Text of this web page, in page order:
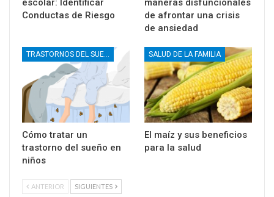
escolar: Identificar
Conductas de Riesgo
maneras disfuncionales
de afrontar una crisis
de ansiedad
TRASTORNOS DEL SUEÑO
Cómo tratar un
trastorno del sueño en
niños
SALUD DE LA FAMILIA
El maíz y sus beneficios
para la salud
ANTERIOR SIGUIENTES